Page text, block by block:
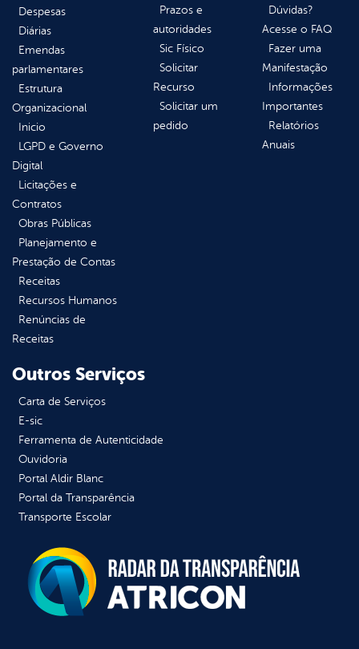
Despesas
Diárias
Emendas
parlamentares
Estrutura
Organizacional
Inicio
LGPD e Governo
Digital
Licitações e
Contratos
Obras Públicas
Planejamento e
Prestação de Contas
Receitas
Recursos Humanos
Renúncias de
Receitas
Prazos e
autoridades
Sic Físico
Solicitar
Recurso
Solicitar um
pedido
Dúvidas?
Acesse o FAQ
Fazer uma
Manifestação
Informações
Importantes
Relatórios
Anuais
Outros Serviços
Carta de Serviços
E-sic
Ferramenta de Autenticidade
Ouvidoria
Portal Aldir Blanc
Portal da Transparência
Transporte Escolar